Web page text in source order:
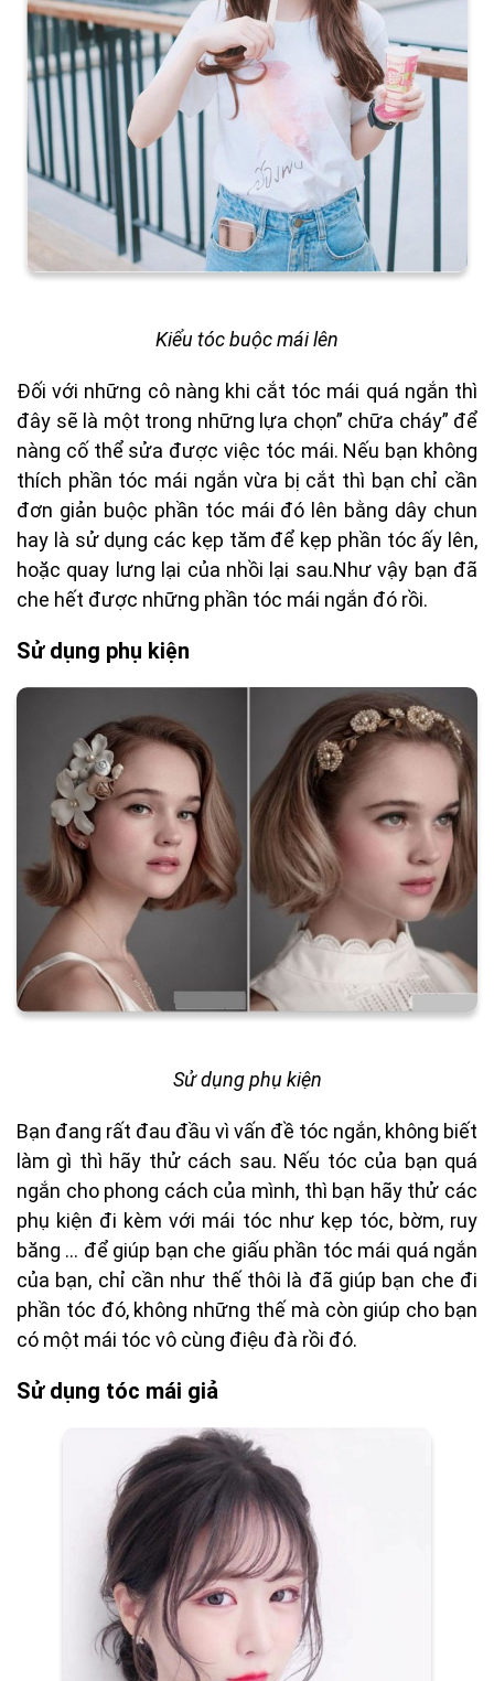
Kiểu tóc buộc mái lên
Đối với những cô nàng khi cắt tóc mái quá ngắn thì
đây sẽ là một trong những lựa chọn” chữa cháy” để
nàng cố thể sửa được việc tóc mái. Nếu bạn không
thích phần tóc mái ngắn vừa bị cắt thì bạn chỉ cần
đơn giản buộc phần tóc mái đó lên bằng dây chun
hay là sử dụng các kẹp tăm để kẹp phần tóc ấy lên,
hoặc quay lưng lại của nhồi lại sau.Như vậy bạn đã
che hết được những phần tóc mái ngắn đó rồi.
Sử dụng phụ kiện
Sử dụng phụ kiện
Bạn đang rất đau đầu vì vấn đề tóc ngắn, không biết
làm gì thì hãy thử cách sau. Nếu tóc của bạn quá
ngắn cho phong cách của mình, thì bạn hãy thử các
phụ kiện đi kèm với mái tóc như kẹp tóc, bờm, ruy
băng ... để giúp bạn che giấu phần tóc mái quá ngắn
của bạn, chỉ cần như thế thôi là đã giúp bạn che đi
phần tóc đó, không những thế mà còn giúp cho bạn
có một mái tóc vô cùng điệu đà rồi đó.
Sử dụng tóc mái giả